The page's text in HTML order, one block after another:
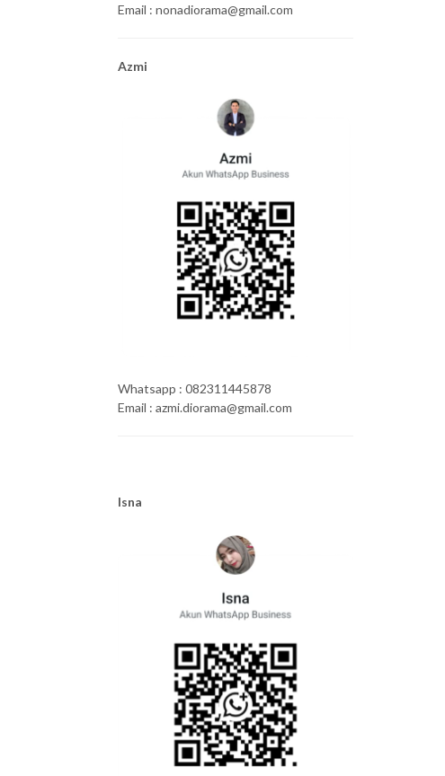
Email : nonadiorama@gmail.com
Azmi
Whatsapp : 082311445878
Email : azmi.diorama@gmail.com
Isna